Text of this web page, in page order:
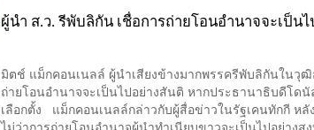
ผู้นำ ส.ว. รีพับลิกัน เชื่อการถ่ายโอนอำนาจจะเป็น
มิตช์ แม็กคอนเนลล์ ผู้นำเสียงข้างมากพรรครีพับลิกันในวุฒิ
ถ่ายโอนอำนาจจะเป็นไปอย่างสันติ หากประธานาธิบดีโด
เลือกตั้ง แม็กคอนเนลล์กล่าวกับผู้สื่อข่าวในรัฐเคนทักกี หลั